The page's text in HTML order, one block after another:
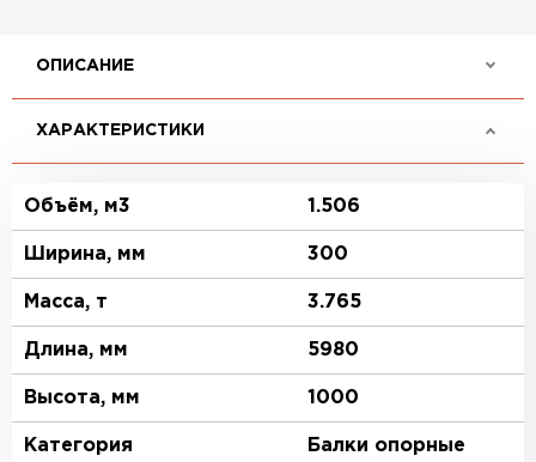
ОПИСАНИЕ
ХАРАКТЕРИСТИКИ
Объём, м3 1.506
Ширина, мм 300
Масса, т 3.765
Длина, мм 5980
Высота, мм 1000
Категория Балки опорные